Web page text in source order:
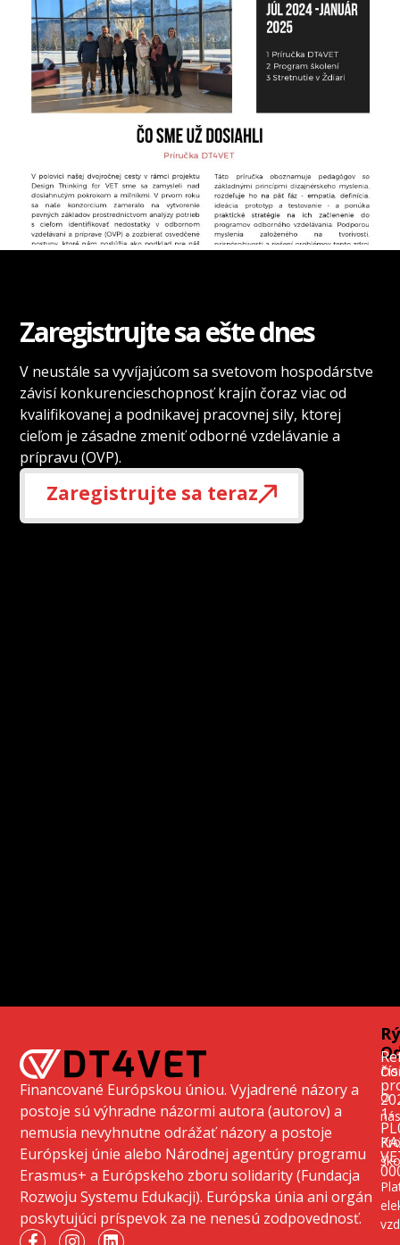
Zaregistrujte sa ešte dnes
V neustále sa vyvíjajúcom sa svetovom hospodárstve
závisí konkurencieschopnosť krajín čoraz viac od
kvalifikovanej a podnikavej pracovnej sily, ktorej
cieľom je zásadne zmeniť odborné vzdelávanie a
prípravu (OVP).
Zaregistrujte sa teraz
Financované Európskou úniou. Vyjadrené názory a
postoje sú výhradne názormi autora (autorov) a
nemusia nevyhnutne odrážať názory a postoje
Európskej únie alebo Národnej agentúry programu
Erasmus+ a Európskeho zboru solidarity (Fundacja
Rozwoju Systemu Edukacji). Európska únia ani orgán
poskytujúci príspevok za ne nenesú zodpovednosť.
O
nás
1-